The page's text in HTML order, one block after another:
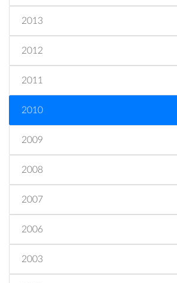
2013
2012
2011
2010
2009
2008
2007
2006
2003